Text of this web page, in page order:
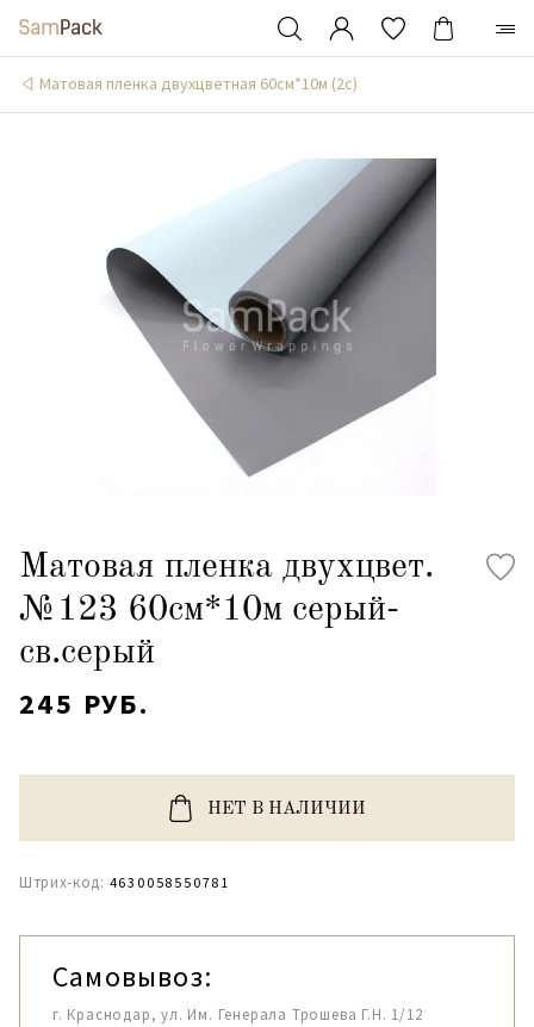
Матовая пленка двухцветная 60см*10м (2c)
Матовая пленка двухцвет.
№123 60см*10м серый-
св.серый
245 РУБ.
НЕТ В НАЛИЧИИ
Штрих-код: 4630058550781
Самовывоз:
г. Краснодар, ул. Им. Генерала Трошева Г.Н. 1/12